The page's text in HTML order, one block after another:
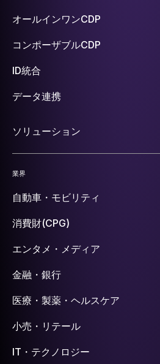
オールインワンCDP
コンポーザブルCDP
ID統合
データ連携
ソリューション
業界
自動車・モビリティ
消費財(CPG)
エンタメ・メディア
金融・銀行
医療・製薬・ヘルスケア
小売・リテール
IT・テクノロジー